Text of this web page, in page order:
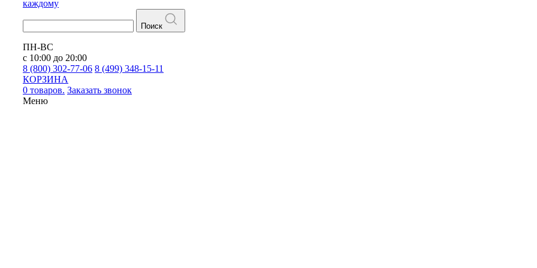
каждому
Поиск
ПН-ВС
с 10:00 до 20:00
8 (800) 302-77-06 8 (499) 348-15-11
КОРЗИНА
0 товаров. Заказать звонок
Меню